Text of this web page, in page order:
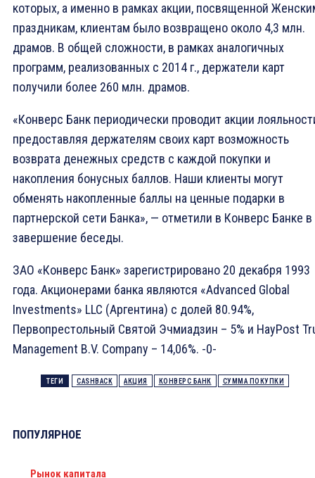
которых, а именно в рамках акции, посвященной
праздникам, клиентам было возвращено около 4,3 млн.
драмов. В общей сложности, в рамках аналогичных
программ, реализованных с 2014 г., держатели карт
получили более 260 млн. драмов.
«Конверс Банк периодически проводит акции
предоставляя держателям своих карт возможность
возврата денежных средств с каждой покупки и
накопления бонусных баллов. Наши клиенты могут
обменять накопленные баллы на ценные подарки в
партнерской сети Банка», — отметили в Конверс Банке в
завершение беседы.
ЗАО «Конверс Банк» зарегистрировано 20 декабря 1993
года. Акционерами банка являются «Advanced Global
Investments» LLC (Аргентина) с долей 80.94%,
Первопрестольный Святой Эчмиадзин – 5% и HayPost
Management B.V. Company – 14,06%. -0-
ТЕГИ CASHBACK АКЦИЯ КОНВЕРС БАНК СУММА ПОКУПКИ
ПОПУЛЯРНОЕ
Рынок капитала